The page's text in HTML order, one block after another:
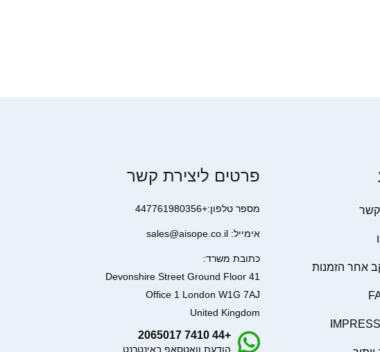
קשר
אחר הזמנות
פרטים ליצירת קשר
מספר טלפון:+447761980356
אימייל: sales@aisope.co.il
כתובת משרד:
41 Devonshire Street Ground Floor
Office 1 London W1G 7AJ
United Kingdom
+44 7410 2065017
הודעת וואטסאפ באינטרנט